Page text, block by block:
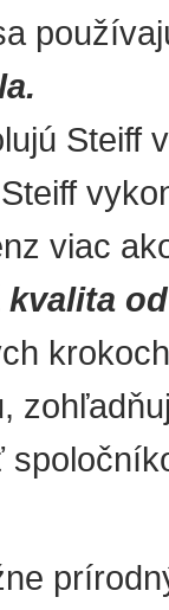
Steiff
viac